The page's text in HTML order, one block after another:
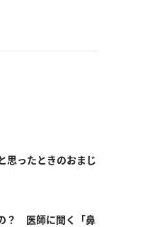
思ったときのおまじ
？ 医師に聞く「鼻